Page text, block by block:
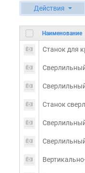
Действия
Наименование
Станок для
Станок